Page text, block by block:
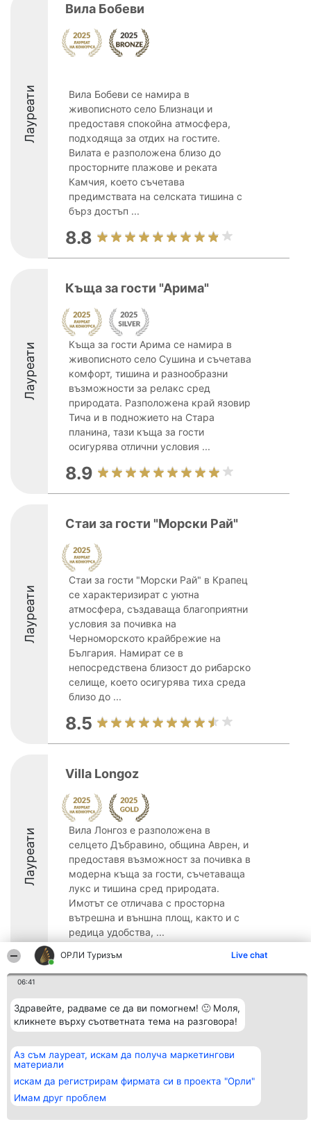
ОРЛИ Туризъм Live chat
06:41
Здравейте, радваме се да ви помогнем! 🙂 Моля,
кликнете върху съответната тема на разговора!
Аз съм лауреат, искам да получа маркетингови
материали
искам да регистрирам фирмата си в проекта "Орли"
Имам друг проблем
Лауреати
Вила Бобеви
Вила Бобеви се намира в
живописното село Близнаци и
предоставя спокойна атмосфера,
подходяща за отдих на гостите.
Вилата е разположена близо до
просторните плажове и реката
Камчия, което съчетава
предимствата на селската тишина с
бърз достъп ...
8.8
Лауреати
Къща за гости "Арима"
Къща за гости Арима се намира в
живописното село Сушина и съчетава
комфорт, тишина и разнообразни
възможности за релакс сред
природата. Разположена край язовир
Тича и в подножието на Стара
планина, тази къща за гости
осигурява отлични условия ...
8.9
Лауреати
Стаи за гости "Морски Рай"
Стаи за гости "Морски Рай" в Крапец
се характеризират с уютна
атмосфера, създаваща благоприятни
условия за почивка на
Черноморското крайбрежие на
България. Намират се в
непосредствена близост до рибарско
селище, което осигурява тиха среда
близо до ...
8.5
Лауреати
Villa Longoz
Вила Лонгоз е разположена в
селцето Дъбравино, община Аврен, и
предоставя възможност за почивка в
модерна къща за гости, съчетаваща
лукс и тишина сред природата.
Имотът се отличава с просторна
вътрешна и външна площ, както и с
редица удобства, ...
9.5
Организатор на
класиране
Beautiful Company S.R.L.
Sus Nr. 2, Bl. A30, Sc. A, Et.
4, Ap. 13
București 53-238
CUI 36737675
Класация
Списък на
победители
Правила
Политика за
Контакти